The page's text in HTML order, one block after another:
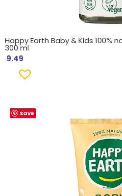
Happy Earth Baby & Kids 100%
300 ml
9.49
Save